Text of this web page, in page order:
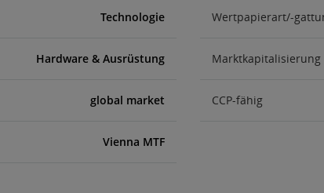
Technologie
Hardware & Ausrüstung
global market
Vienna MTF
Wertpapierart/-
Marktkapitalisierung
CCP-fähig